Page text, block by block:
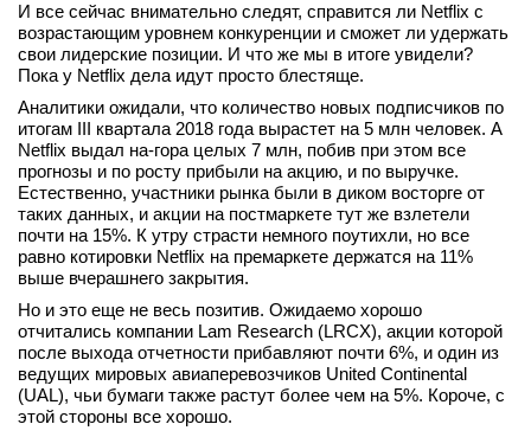
И все сейчас внимательно следят, справится ли Netflix с
возрастающим уровнем конкуренции и сможет ли удержать
свои лидерские позиции. И что же мы в итоге увидели?
Пока у Netflix дела идут просто блестяще.
Аналитики ожидали, что количество новых подписчиков по
итогам III квартала 2018 года вырастет на 5 млн человек. А
Netflix выдал на-гора целых 7 млн, побив при этом все
прогнозы и по росту прибыли на акцию, и по выручке.
Естественно, участники рынка были в диком восторге от
таких данных, и акции на постмаркете тут же взлетели
почти на 15%. К утру страсти немного поутихли, но все
равно котировки Netflix на премаркете держатся на 11%
выше вчерашнего закрытия.
Но и это еще не весь позитив. Ожидаемо хорошо
отчитались компании Lam Research (LRCX), акции которой
после выхода отчетности прибавляют почти 6%, и один из
ведущих мировых авиаперевозчиков United Continental
(UAL), чьи бумаги также растут более чем на 5%. Короче, с
этой стороны все хорошо.